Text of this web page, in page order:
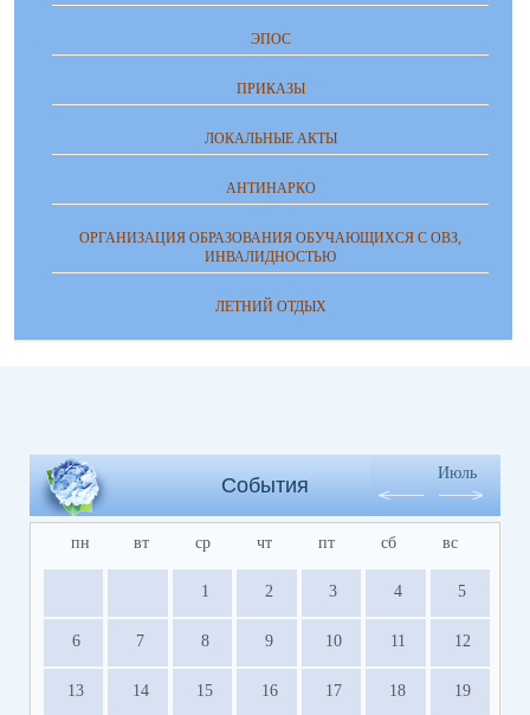
ЭПОС
ПРИКАЗЫ
ЛОКАЛЬНЫЕ АКТЫ
АНТИНАРКО
ОРГАНИЗАЦИЯ ОБРАЗОВАНИЯ ОБУЧАЮЩИХСЯ С ОВЗ,
ИНВАЛИДНОСТЬЮ
ЛЕТНИЙ ОТДЫХ
События
Июль
пн вт ср чт пт сб вс
1 2 3 4 5
6 7 8 9 10 11 12
13 14 15 16 17 18 19